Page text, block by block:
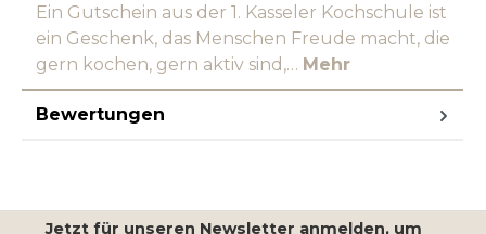
Ein Gutschein aus der 1. Kasseler Kochschule ist
ein Geschenk, das Menschen Freude macht, die
gern kochen, gern aktiv sind,… Mehr
Bewertungen
Jetzt für unseren Newsletter anmelden, um